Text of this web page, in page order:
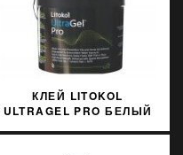
КЛЕЙ LITOKOL
ULTRAGEL PRO БЕЛЫЙ